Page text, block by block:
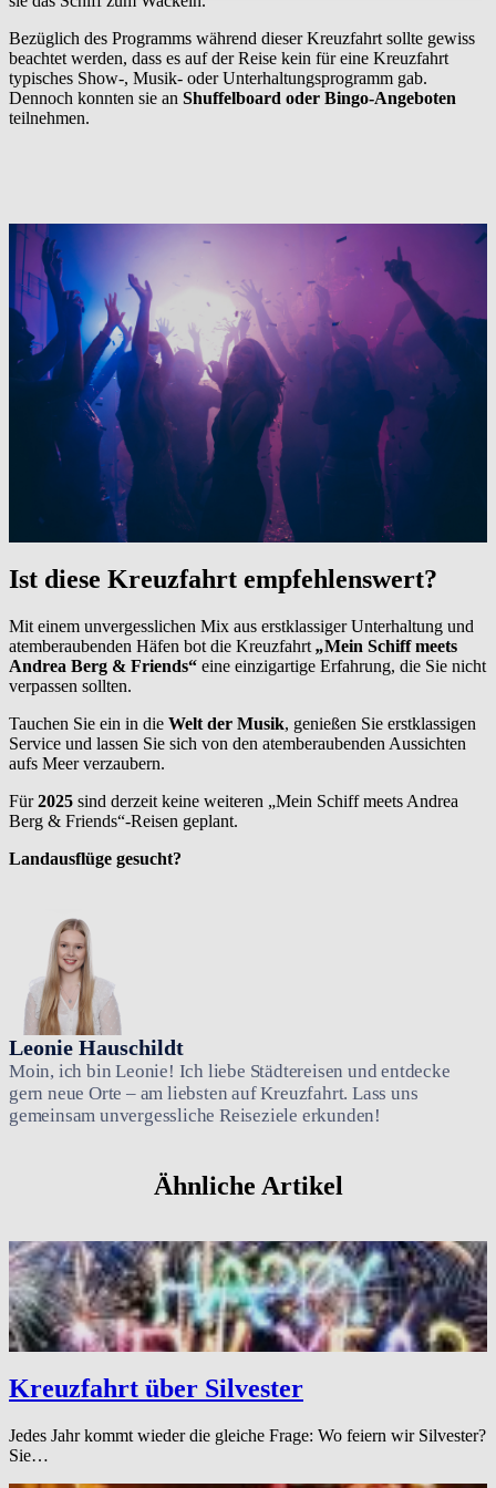
Bezüglich des Programms während dieser Kreuzfahrt sollte gewiss
beachtet werden, dass es auf der Reise kein für eine Kreuzfahrt
typisches Show-, Musik- oder Unterhaltungsprogramm gab.
Dennoch konnten sie an Shuffelboard oder Bingo-Angeboten
teilnehmen.
Ist diese Kreuzfahrt empfehlenswert?
Mit einem unvergesslichen Mix aus erstklassiger Unterhaltung und
atemberaubenden Häfen bot die Kreuzfahrt „Mein Schiff meets
Andrea Berg & Friends“ eine einzigartige Erfahrung, die Sie nicht
verpassen sollten.
Tauchen Sie ein in die Welt der Musik, genießen Sie erstklassigen
Service und lassen Sie sich von den atemberaubenden Aussichten
aufs Meer verzaubern.
Für2025 sind derzeit keine weiteren „Mein Schiff meets Andrea
Berg & Friends“-Reisen geplant.
Landausflüge gesucht?
Leonie Hauschildt
Moin, ich bin Leonie! Ich liebe Städtereisen und entdecke
gern neue Orte – am liebsten auf Kreuzfahrt. Lass uns
gemeinsam unvergessliche Reiseziele erkunden!
Ähnliche Artikel
Kreuzfahrt über Silvester
Jedes Jahr kommt wieder die gleiche Frage: Wo feiern wir Silvester?
Sie…